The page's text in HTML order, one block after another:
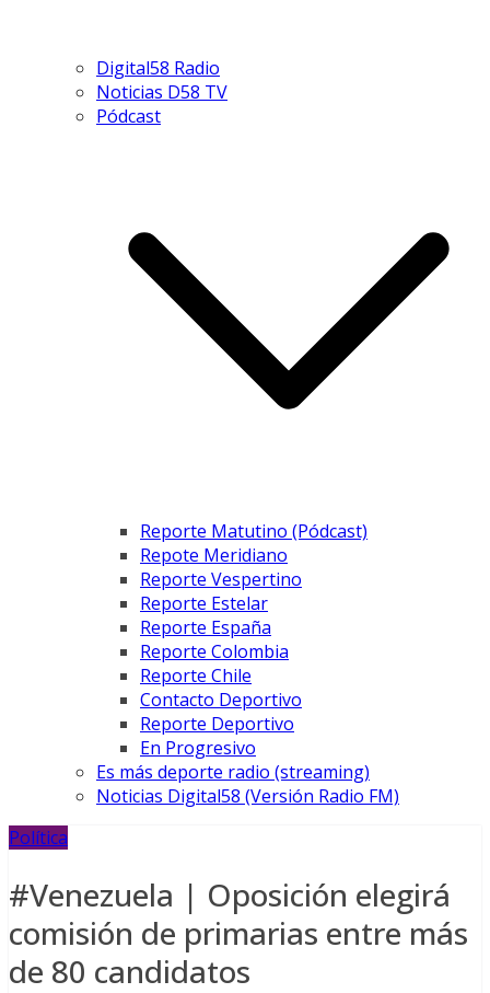
Digital58 Radio
Noticias D58 TV
Pódcast
Reporte Matutino (Pódcast)
Repote Meridiano
Reporte Vespertino
Reporte Estelar
Reporte España
Reporte Colombia
Reporte Chile
Contacto Deportivo
Reporte Deportivo
En Progresivo
Es más deporte radio (streaming)
Noticias Digital58 (Versión Radio FM)
Política
#Venezuela | Oposición elegirá
comisión de primarias entre más
de 80 candidatos